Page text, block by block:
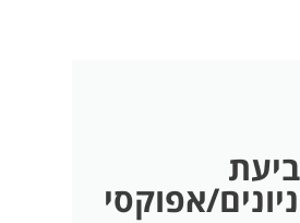
אפוקסי